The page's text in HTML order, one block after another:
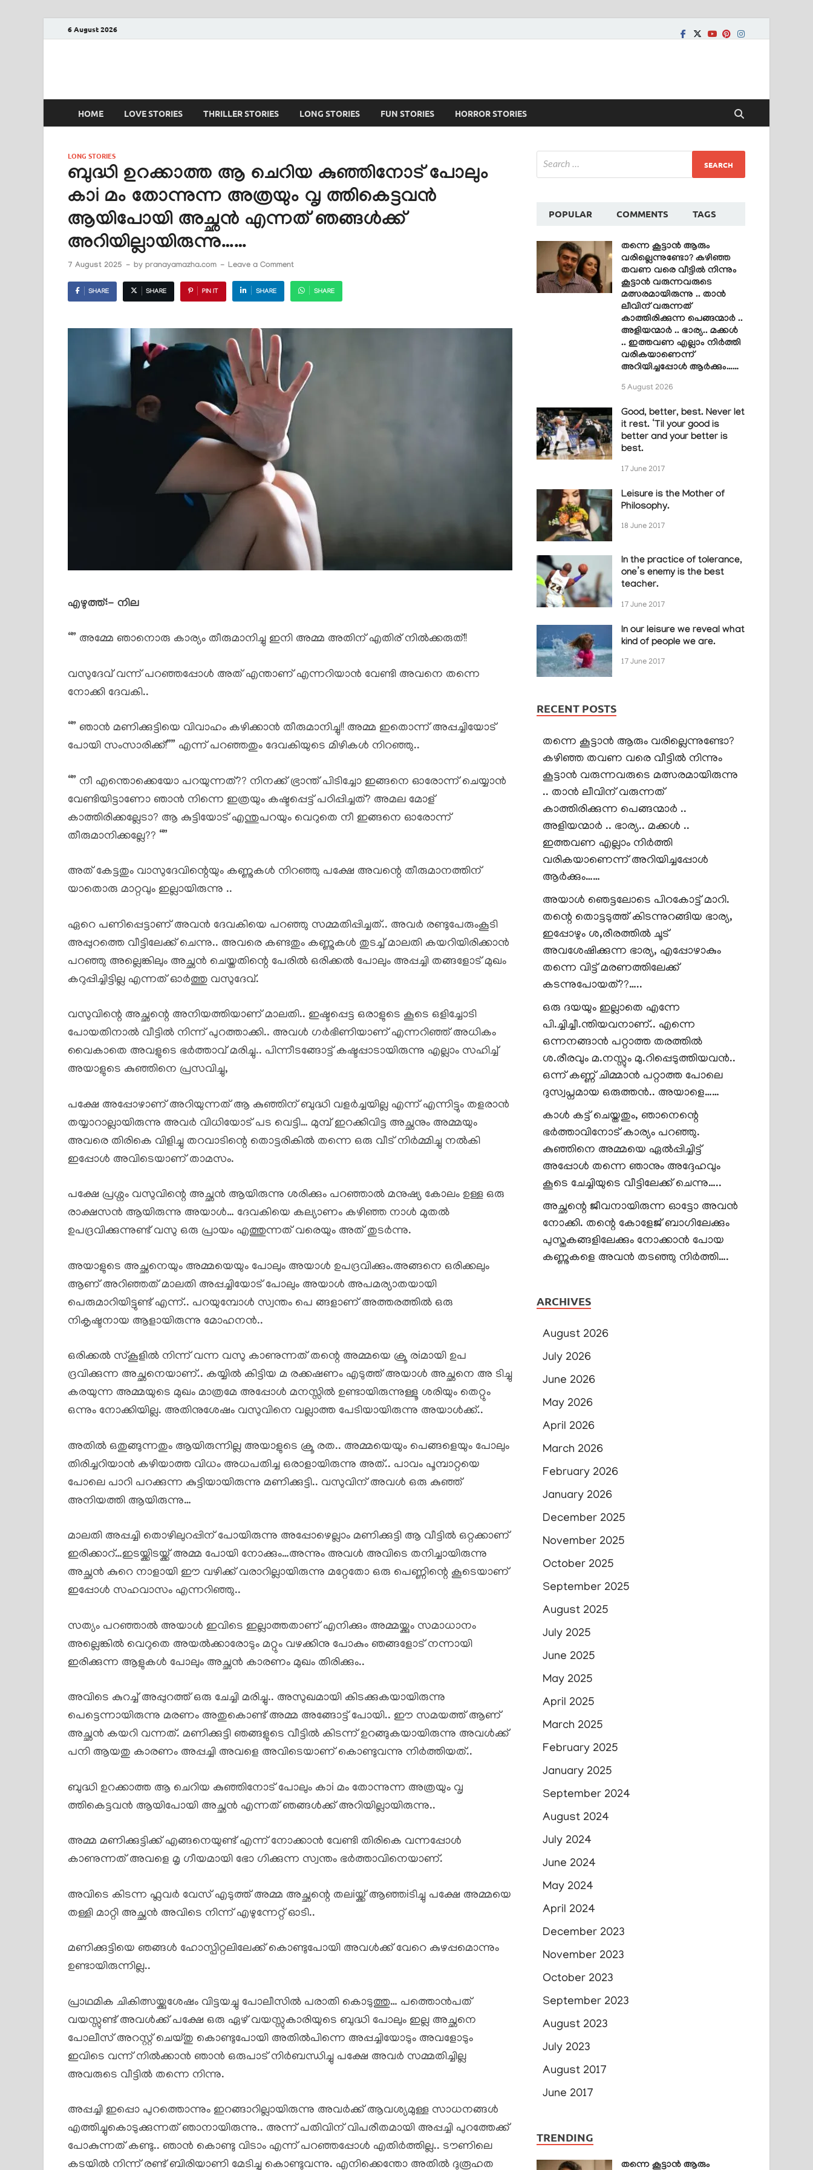
6 August 2026
HOME LOVE STORIES THRILLER STORIES LONG STORIES FUN STORIES HORROR STORIES
LONG STORIES
ബുദ്ധി ഉറക്കാത്ത ആ ചെറിയ കുഞ്ഞിനോട് പോലും
കാi മം തോന്നുന്ന അത്രയും വൃ ത്തികെട്ടവൻ
ആയിപോയി അച്ഛൻ എന്നത് ഞങ്ങൾക്ക്
അറിയില്ലായിരുന്നു……
7 August 2025 - by pranayamazha.com - Leave a Comment
SHARE SHARE PIN IT SHARE SHARE
എഴുത്ത്:- നില
“” അമ്മേ ഞാനൊരു കാര്യം തീരുമാനിച്ചു ഇനി അമ്മ അതിന് എതിര് നിൽക്കരുത്!!
വസുദേവ് വന്ന് പറഞ്ഞപ്പോൾ അത് എന്താണ് എന്നറിയാൻ വേണ്ടി അവനെ തന്നെ
നോക്കി ദേവകി..
“” ഞാൻ മണിക്കുട്ടിയെ വിവാഹം കഴിക്കാൻ തീരുമാനിച്ചു!! അമ്മ ഇതൊന്ന് അപ്പച്ചിയോട്
പോയി സംസാരിക്ക്!”” എന്ന് പറഞ്ഞതും ദേവകിയുടെ മിഴികൾ നിറഞ്ഞു..
“” നീ എന്തൊക്കെയോ പറയുന്നത്?? നിനക്ക് ഭ്രാന്ത് പിടിച്ചോ ഇങ്ങനെ ഓരോന്ന് ചെയ്യാൻ
വേണ്ടിയിട്ടാണോ ഞാൻ നിന്നെ ഇത്രയും കഷ്ടപ്പെട്ട് പഠിപ്പിച്ചത്? അമല മോള്
കാത്തിരിക്കല്ലേടാ? ആ കുട്ടിയോട് എന്തുപറയും വെറുതെ നീ ഇങ്ങനെ ഓരോന്ന്
തീരുമാനിക്കല്ലേ?? “”
അത് കേട്ടതും വാസുദേവിന്റെയും കണ്ണുകൾ നിറഞ്ഞു പക്ഷേ അവന്റെ തീരുമാനത്തിന്
യാതൊരു മാറ്റവും ഇല്ലായിരുന്നു ..
ഏറെ പണിപ്പെട്ടാണ് അവൻ ദേവകിയെ പറഞ്ഞു സമ്മതിപ്പിച്ചത്.. അവർ രണ്ടുപേരുംകൂടി
അപ്പുറത്തെ വീട്ടിലേക്ക് ചെന്നു.. അവരെ കണ്ടതും കണ്ണുകൾ തുടച്ച് മാലതി കയറിയിരിക്കാൻ
പറഞ്ഞു അല്ലെങ്കിലും അച്ഛൻ ചെയ്തതിന്റെ പേരിൽ ഒരിക്കൽ പോലും അപ്പച്ചി തങ്ങളോട് മുഖം
കറുപ്പിച്ചിട്ടില്ല എന്നത് ഓർത്തു വസുദേവ്.
വസുവിന്റെ അച്ഛന്റെ അനിയത്തിയാണ് മാലതി.. ഇഷ്ടപ്പെട്ട ഒരാളുടെ കൂടെ ഒളിച്ചോടി
പോയതിനാൽ വീട്ടിൽ നിന്ന് പുറത്താക്കി.. അവൾ ഗർഭിണിയാണ് എന്നറിഞ്ഞ് അധികം
വൈകാതെ അവളുടെ ഭർത്താവ് മരിച്ചു.. പിന്നീടങ്ങോട്ട് കഷ്ടപ്പാടായിരുന്നു എല്ലാം സഹിച്ച്
അയാളുടെ കുഞ്ഞിനെ പ്രസവിച്ചു,
പക്ഷേ അപ്പോഴാണ് അറിയുന്നത് ആ കുഞ്ഞിന് ബുദ്ധി വളർച്ചയില്ല എന്ന് എന്നിട്ടും തളരാൻ
തയ്യാറാല്ലായിരുന്നു അവർ വിധിയോട് പട വെട്ടി… മുമ്പ് ഇറക്കിവിട്ട അച്ഛനും അമ്മയും
അവരെ തിരികെ വിളിച്ചു തറവാടിന്റെ തൊട്ടരികിൽ തന്നെ ഒരു വീട് നിർമ്മിച്ചു നൽകി
ഇപ്പോൾ അവിടെയാണ് താമസം.
പക്ഷേ പ്രശ്നം വസുവിന്റെ അച്ഛൻ ആയിരുന്നു ശരിക്കും പറഞ്ഞാൽ മനുഷ്യ കോലം ഉള്ള ഒരു
രാക്ഷസൻ ആയിരുന്നു അയാൾ… ദേവകിയെ കല്യാണം കഴിഞ്ഞ നാൾ മുതൽ
ഉപദ്രവിക്കുന്നുണ്ട് വസു ഒരു പ്രായം എത്തുന്നത് വരെയും അത് തുടർന്നു.
അയാളുടെ അച്ഛനെയും അമ്മയെയും പോലും അയാൾ ഉപദ്രവിക്കും.അങ്ങനെ ഒരിക്കലും
ആണ് അറിഞ്ഞത് മാലതി അപ്പച്ചിയോട് പോലും അയാൾ അപമര്യാതയായി
പെരുമാറിയിട്ടുണ്ട് എന്ന്.. പറയുമ്പോൾ സ്വന്തം പെ ങ്ങളാണ് അത്തരത്തിൽ ഒരു
നികൃഷ്ടനായ ആളായിരുന്നു മോഹനൻ..
ഒരിക്കൽ സ്കൂളിൽ നിന്ന് വന്ന വസു കാണുന്നത് തന്റെ അമ്മയെ ക്രൂ രiമായി ഉപ
ദ്രവിക്കുന്ന അച്ഛനെയാണ്.. കയ്യിൽ കിട്ടിയ മ രക്കഷണം എടുത്ത് അയാൾ അച്ഛനെ അ ടിച്ചു
കരയുന്ന അമ്മയുടെ മുഖം മാത്രമേ അപ്പോൾ മനസ്സിൽ ഉണ്ടായിരുന്നുള്ളൂ ശരിയും തെറ്റും
ഒന്നും നോക്കിയില്ല. അതിനുശേഷം വസുവിനെ വല്ലാത്ത പേടിയായിരുന്നു അയാൾക്ക്..
അതിൽ ഒതുങ്ങുന്നതും ആയിരുന്നില്ല അയാളുടെ ക്രൂ രത.. അമ്മയെയും പെങ്ങളെയും പോലും
തിരിച്ചറിയാൻ കഴിയാത്ത വിധം അധപതിച്ച ഒരാളായിരുന്നു അത്.. പാവം പൂമ്പാറ്റയെ
പോലെ പാറി പറക്കുന്ന കുട്ടിയായിരുന്നു മണിക്കുട്ടി.. വസുവിന് അവൾ ഒരു കുഞ്ഞ്
അനിയത്തി ആയിരുന്നു…
മാലതി അപ്പച്ചി തൊഴിലുറപ്പിന് പോയിരുന്നു അപ്പോഴെല്ലാം മണിക്കുട്ടി ആ വീട്ടിൽ ഒറ്റക്കാണ്
ഇരിക്കാറ്…ഇടയ്ക്കിടയ്ക്ക് അമ്മ പോയി നോക്കും…അന്നും അവൾ അവിടെ തനിച്ചായിരുന്നു
അച്ഛൻ കുറെ നാളായി ഈ വഴിക്ക് വരാറില്ലായിരുന്നു മറ്റേതോ ഒരു പെണ്ണിന്റെ കൂടെയാണ്
ഇപ്പോൾ സഹവാസം എന്നറിഞ്ഞു..
സത്യം പറഞ്ഞാൽ അയാൾ ഇവിടെ ഇല്ലാത്തതാണ് എനിക്കും അമ്മയ്ക്കും സമാധാനം
അല്ലെങ്കിൽ വെറുതെ അയൽക്കാരോടും മറ്റും വഴക്കിനു പോകും ഞങ്ങളോട് നന്നായി
ഇരിക്കുന്ന ആളുകൾ പോലും അച്ഛൻ കാരണം മുഖം തിരിക്കും..
അവിടെ കുറച്ച് അപ്പുറത്ത് ഒരു ചേച്ചി മരിച്ചു.. അസുഖമായി കിടക്കുകയായിരുന്നു
പെട്ടെന്നായിരുന്നു മരണം അതുകൊണ്ട് അമ്മ അങ്ങോട്ട് പോയി.. ഈ സമയത്ത് ആണ്
അച്ഛൻ കയറി വന്നത്. മണിക്കുട്ടി ഞങ്ങളുടെ വീട്ടിൽ കിടന്ന് ഉറങ്ങുകയായിരുന്നു അവൾക്ക്
പനി ആയതു കാരണം അപ്പച്ചി അവളെ അവിടെയാണ് കൊണ്ടുവന്നു നിർത്തിയത്..
ബുദ്ധി ഉറക്കാത്ത ആ ചെറിയ കുഞ്ഞിനോട് പോലും കാi മം തോന്നുന്ന അത്രയും വൃ
ത്തികെട്ടവൻ ആയിപോയി അച്ഛൻ എന്നത് ഞങ്ങൾക്ക് അറിയില്ലായിരുന്നു..
അമ്മ മണിക്കുട്ടിക്ക് എങ്ങനെയുണ്ട് എന്ന് നോക്കാൻ വേണ്ടി തിരികെ വന്നപ്പോൾ
കാണുന്നത് അവളെ മൃ ഗീയമായി ഭോ ഗിക്കുന്ന സ്വന്തം ഭർത്താവിനെയാണ്.
അവിടെ കിടന്ന ഫ്ലവർ വേസ് എടുത്ത് അമ്മ അച്ഛന്റെ തലiയ്ക്ക് ആഞ്ഞiടിച്ചു പക്ഷേ അമ്മയെ
തള്ളി മാറ്റി അച്ഛൻ അവിടെ നിന്ന് എഴുന്നേറ്റ് ഓടി..
മണിക്കുട്ടിയെ ഞങ്ങൾ ഹോസ്പിറ്റലിലേക്ക് കൊണ്ടുപോയി അവൾക്ക് വേറെ കുഴപ്പമൊന്നും
ഉണ്ടായിരുന്നില്ല..
പ്രാഥമിക ചികിത്സയ്ക്കുശേഷം വിട്ടയച്ചു പോലീസിൽ പരാതി കൊടുത്തു… പത്തൊൻപത്
വയസ്സുണ്ട് അവൾക്ക് പക്ഷേ ഒരു ഏഴ് വയസ്സുകാരിയുടെ ബുദ്ധി പോലും ഇല്ല അച്ഛനെ
പോലീസ് അറസ്റ്റ് ചെയ്തു കൊണ്ടുപോയി അതിൽപിന്നെ അപ്പച്ചിയോടും അവളോടും
ഇവിടെ വന്ന് നിൽക്കാൻ ഞാൻ ഒരുപാട് നിർബന്ധിച്ചു പക്ഷേ അവർ സമ്മതിച്ചില്ല
അവരുടെ വീട്ടിൽ തന്നെ നിന്നു.
അപ്പച്ചി ഇപ്പൊ പുറത്തൊന്നും ഇറങ്ങാറില്ലായിരുന്നു അവർക്ക് ആവശ്യമുള്ള സാധനങ്ങൾ
എത്തിച്ചുകൊടുക്കുന്നത് ഞാനായിരുന്നു.. അന്ന് പതിവിന് വിപരീതമായി അപ്പച്ചി പുറത്തേക്ക്
പോകുന്നത് കണ്ടു.. ഞാൻ കൊണ്ടു വിടാം എന്ന് പറഞ്ഞപ്പോൾ എതിർത്തില്ല.. ടൗണിലെ
കടയിൽ നിന്ന് രണ്ട് ബിരിയാണി മേടിച്ചു കൊണ്ടുവന്നു. എനിക്കെന്തോ അതിൽ ദുരൂഹത
POPULAR COMMENTS TAGS
തന്നെ കൂട്ടാൻ ആരും
വരില്ലെന്നുണ്ടോ? കഴിഞ്ഞ
തവണ വരെ വീട്ടിൽ നിന്നും
കൂട്ടാൻ വരുന്നവരുടെ
മത്സരമായിരുന്നു .. താൻ
ലീവിന് വരുന്നത്
കാത്തിരിക്കുന്ന പെങ്ങന്മാർ ..
അളിയന്മാർ .. ഭാര്യ.. മക്കൾ
.. ഇത്തവണ എല്ലാം നിർത്തി
വരികയാണെന്ന്
അറിയിച്ചപ്പോൾ ആർക്കും……
5 August 2026
Good, better, best. Never let
it rest. ‘Til your good is
better and your better is
best.
17 June 2017
Leisure is the Mother of
Philosophy.
18 June 2017
In the practice of tolerance,
one’s enemy is the best
teacher.
17 June 2017
In our leisure we reveal what
kind of people we are.
17 June 2017
RECENT POSTS
തന്നെ കൂട്ടാൻ ആരും വരില്ലെന്നുണ്ടോ?
കഴിഞ്ഞ തവണ വരെ വീട്ടിൽ നിന്നും
കൂട്ടാൻ വരുന്നവരുടെ മത്സരമായിരുന്നു
.. താൻ ലീവിന് വരുന്നത്
കാത്തിരിക്കുന്ന പെങ്ങന്മാർ ..
അളിയന്മാർ .. ഭാര്യ.. മക്കൾ ..
ഇത്തവണ എല്ലാം നിർത്തി
വരികയാണെന്ന് അറിയിച്ചപ്പോൾ
ആർക്കും……
അയാൾ ഞെട്ടലോടെ പിറകോട്ട് മാറി.
തന്റെ തൊട്ടടുത്ത് കിടന്നുറങ്ങിയ ഭാര്യ,
ഇപ്പോഴും ശ,രീരത്തിൽ ചൂട്
അവശേഷിക്കുന്ന ഭാര്യ, എപ്പോഴാകും
തന്നെ വിട്ട് മരണത്തിലേക്ക്
കടന്നുപോയത്??…..
ഒരു ദയയും ഇല്ലാതെ എന്നേ
പി.ച്ചിച്ചീ.ന്തിയവനാണ്.. എന്നെ
ഒന്നനങ്ങാൻ പറ്റാത്ത തരത്തിൽ
ശ.രീരവും മ.നസ്സും മു.റിപ്പെടുത്തിയവൻ..
ഒന്ന് കണ്ണ് ചിമ്മാൻ പറ്റാത്ത പോലെ
ദുസ്വപ്നമായ ഒരുത്തൻ.. അയാളെ……
കാൾ കട്ട് ചെയ്തതും, ഞാനെന്റെ
ഭർത്താവിനോട് കാര്യം പറഞ്ഞു.
കുഞ്ഞിനെ അമ്മയെ ഏൽപ്പിച്ചിട്ട്
അപ്പോൾ തന്നെ ഞാനും അദ്ദേഹവും
കൂടെ ചേച്ചിയുടെ വീട്ടിലേക്ക് ചെന്നു…..
അച്ഛന്റെ ജീവനായിരുന്ന ഓട്ടോ അവൻ
നോക്കി. തന്റെ കോളേജ് ബാഗിലേക്കും
പുസ്തകങ്ങളിലേക്കും നോക്കാൻ പോയ
കണ്ണുകളെ അവൻ തടഞ്ഞു നിർത്തി….
ARCHIVES
August 2026
July 2026
June 2026
May 2026
April 2026
March 2026
February 2026
January 2026
December 2025
November 2025
October 2025
September 2025
August 2025
July 2025
June 2025
May 2025
April 2025
March 2025
February 2025
January 2025
September 2024
August 2024
July 2024
June 2024
May 2024
April 2024
December 2023
November 2023
October 2023
September 2023
August 2023
July 2023
August 2017
June 2017
TRENDING
തന്നെ കൂട്ടാൻ ആരും